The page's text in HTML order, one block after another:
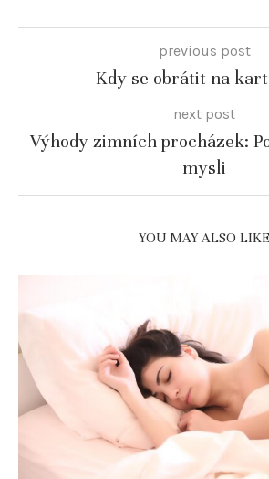
previous post
Kdy se obrátit na
next post
Výhody zimních procházek:
mysli
YOU MAY ALSO